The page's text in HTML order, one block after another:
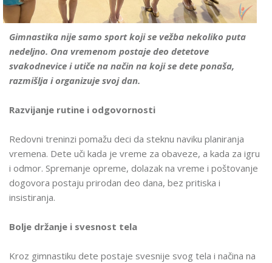
Gimnastika nije samo sport koji se vežba nekoliko puta
nedeljno. Ona vremenom postaje deo detetove
svakodnevice i utiče na način na koji se dete ponaša,
razmišlja i organizuje svoj dan.
Razvijanje rutine i odgovornosti
Redovni treninzi pomažu deci da steknu naviku planiranja
vremena. Dete uči kada je vreme za obaveze, a kada za igru
i odmor. Spremanje opreme, dolazak na vreme i poštovanje
dogovora postaju prirodan deo dana, bez pritiska i
insistiranja.
Bolje držanje i svesnost tela
Kroz gimnastiku dete postaje svesnije svog tela i načina na